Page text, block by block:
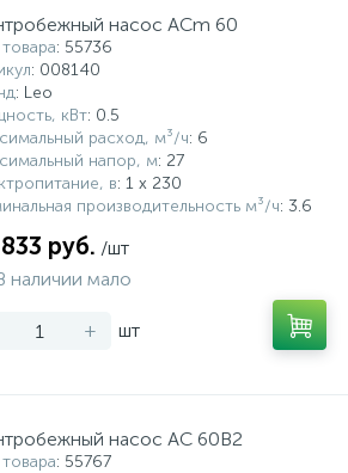
насос ACm 60
: 55736
: 008140
: Leo
кВт: 0.5
расход, м³/ч: 6
напор, м: 27
в: 1 x 230
производительность м³/ч: 3.6
руб. /шт
наличии мало
+ шт
насос AC 60B2
: 55767